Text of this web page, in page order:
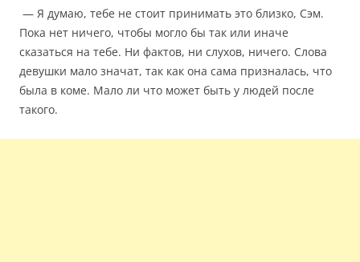
— Я думаю, тебе не стоит принимать это близко, Сэм.
Пока нет ничего, чтобы могло бы так или иначе
сказаться на тебе. Ни фактов, ни слухов, ничего. Слова
девушки мало значат, так как она сама призналась, что
была в коме. Мало ли что может быть у людей после
такого.